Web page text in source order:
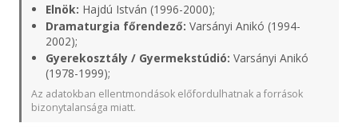
Elnök: Hajdú István (1996-2000);
Dramaturgia főrendező: Varsányi Anikó (1994-
2002);
Gyerekosztály / Gyermekstúdió: Varsányi Anikó
(1978-1999);
Az adatokban ellentmondások előfordulhatnak a források
bizonytalansága miatt.